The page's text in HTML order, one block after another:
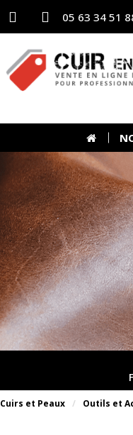
05 63 34 51
Cuirs et Peaux Outils et